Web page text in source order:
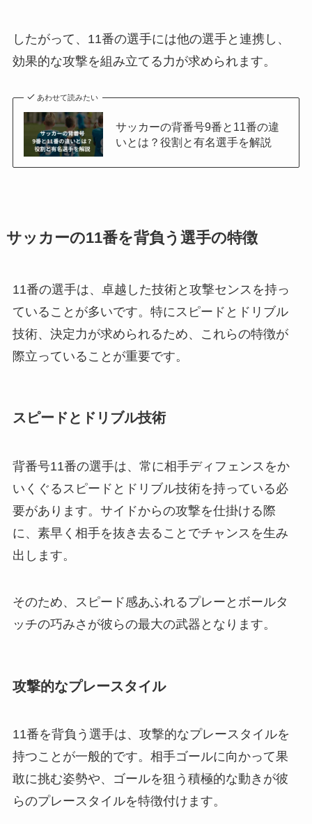
したがって、11番の選手には他の選手と連携し、
効果的な攻撃を組み立てる力が求められます。
あわせて読みたい
サッカーの背番号9番と11番の違
いとは？役割と有名選手を解説
サッカーの11番を背負う選手の特徴
11番の選手は、卓越した技術と攻撃センスを持っ
ていることが多いです。特にスピードとドリブル
技術、決定力が求められるため、これらの特徴が
際立っていることが重要です。
スピードとドリブル技術
背番号11番の選手は、常に相手ディフェンスをか
いくぐるスピードとドリブル技術を持っている必
要があります。サイドからの攻撃を仕掛ける際
に、素早く相手を抜き去ることでチャンスを生み
出します。
そのため、スピード感あふれるプレーとボールタ
ッチの巧みさが彼らの最大の武器となります。
攻撃的なプレースタイル
11番を背負う選手は、攻撃的なプレースタイルを
持つことが一般的です。相手ゴールに向かって果
敢に挑む姿勢や、ゴールを狙う積極的な動きが彼
らのプレースタイルを特徴付けます。